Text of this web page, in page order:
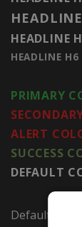
HEADLINE
HEADLINE H6
PRIMARY
ALERT
SUCCESS
DEFAULT
Default link